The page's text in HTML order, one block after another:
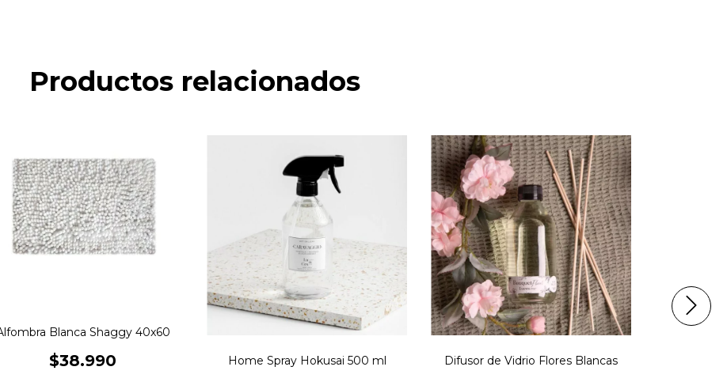
Productos relacionados
Blanca Shaggy 40x60
$38.990 Home Spray Hokusai 500 ml Difusor de Vidrio Flores Blancas